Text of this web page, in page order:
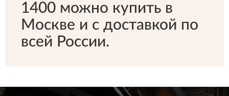
1400 можно купить в
Москве и с доставкой по
всей России.